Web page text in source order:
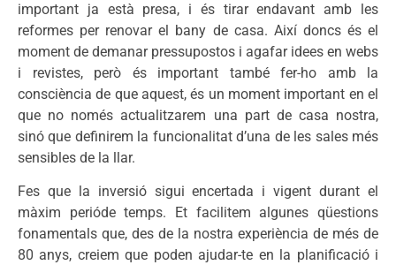
important ja està presa, i és tirar endavant amb les
reformes per renovar el bany de casa. Així doncs és el
moment de demanar pressupostos i agafar idees en webs
i revistes, però és important també fer-ho amb la
consciència de que aquest, és un moment important en el
que no només actualitzarem una part de casa nostra,
sinó que definirem la funcionalitat d’una de les sales més
sensibles de la llar.
Fes que la inversió sigui encertada i vigent durant el
màxim perióde temps. Et facilitem algunes qüestions
fonamentals que, des de la nostra experiència de més de
80 anys, creiem que poden ajudar-te en la planificació i